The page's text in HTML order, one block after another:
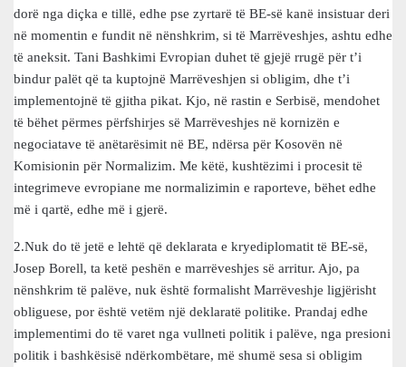
dorë nga diçka e tillë, edhe pse zyrtarë të BE-së kanë insistuar deri
në momentin e fundit në nënshkrim, si të Marrëveshjes, ashtu edhe
të aneksit. Tani Bashkimi Evropian duhet të gjejë rrugë për t’i
bindur palët që ta kuptojnë Marrëveshjen si obligim, dhe t’i
implementojnë të gjitha pikat. Kjo, në rastin e Serbisë, mendohet
të bëhet përmes përfshirjes së Marrëveshjes në kornizën e
negociatave të anëtarësimit në BE, ndërsa për Kosovën në
Komisionin për Normalizim. Me këtë, kushtëzimi i procesit të
integrimeve evropiane me normalizimin e raporteve, bëhet edhe
më i qartë, edhe më i gjerë.
2.Nuk do të jetë e lehtë që deklarata e kryediplomatit të BE-së,
Josep Borell, ta ketë peshën e marrëveshjes së arritur. Ajo, pa
nënshkrim të palëve, nuk është formalisht Marrëveshje ligjërisht
obliguese, por është vetëm një deklaratë politike. Prandaj edhe
implementimi do të varet nga vullneti politik i palëve, nga presioni
politik i bashkësisë ndërkombëtare, më shumë sesa si obligim